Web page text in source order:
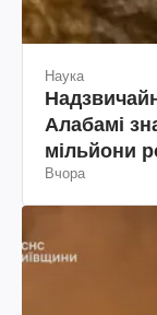
Наука
Алабамі
мільйони
Вчора